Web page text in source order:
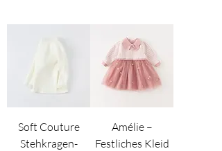
Soft Couture
Stehkragen-
Amélie –
Festliches Kleid